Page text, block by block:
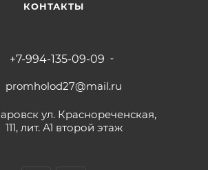
КОНТАКТЫ
+7-994-135-09-09
promholod27@mail.ru
ул. Краснореченская,
111, лит. А1 второй этаж